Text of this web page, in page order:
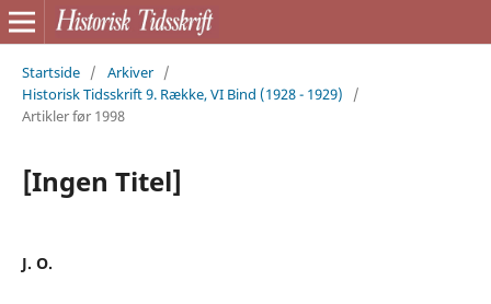
Startside / Arkiver /
Historisk Tidsskrift 9. Række, VI Bind (1928 - 1929)
/
Artikler før 1998
[Ingen Titel]
J. O.